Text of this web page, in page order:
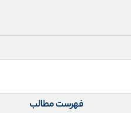
فهرست مطالب